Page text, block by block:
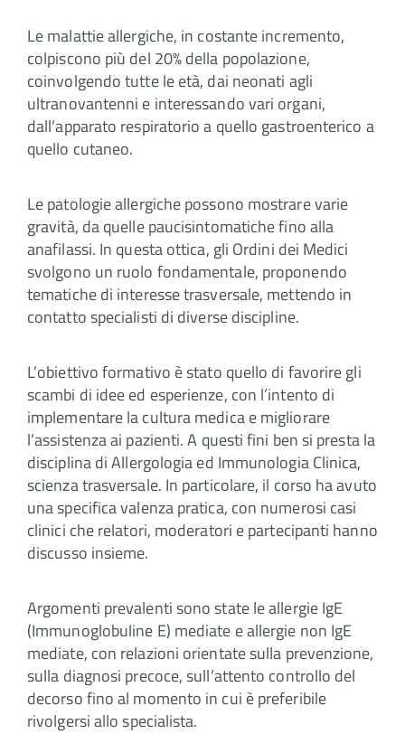
Le malattie allergiche, in costante incremento,
colpiscono più del 20% della popolazione,
coinvolgendo tutte le età, dai neonati agli
ultranovantenni e interessando vari organi,
dall’apparato respiratorio a quello gastroenterico a
quello cutaneo.
Le patologie allergiche possono mostrare varie
gravità, da quelle paucisintomatiche fino alla
anafilassi. In questa ottica, gli Ordini dei Medici
svolgono un ruolo fondamentale, proponendo
tematiche di interesse trasversale, mettendo in
contatto specialisti di diverse discipline.
L’obiettivo formativo è stato quello di favorire gli
scambi di idee ed esperienze, con l’intento di
implementare la cultura medica e migliorare
l’assistenza ai pazienti. A questi fini ben si presta la
disciplina di Allergologia ed Immunologia Clinica,
scienza trasversale. In particolare, il corso ha avuto
una specifica valenza pratica, con numerosi casi
clinici che relatori, moderatori e partecipanti hanno
discusso insieme.
Argomenti prevalenti sono state le allergie IgE
(Immunoglobuline E) mediate e allergie non IgE
mediate, con relazioni orientate sulla prevenzione,
sulla diagnosi precoce, sull’attento controllo del
decorso fino al momento in cui è preferibile
rivolgersi allo specialista.